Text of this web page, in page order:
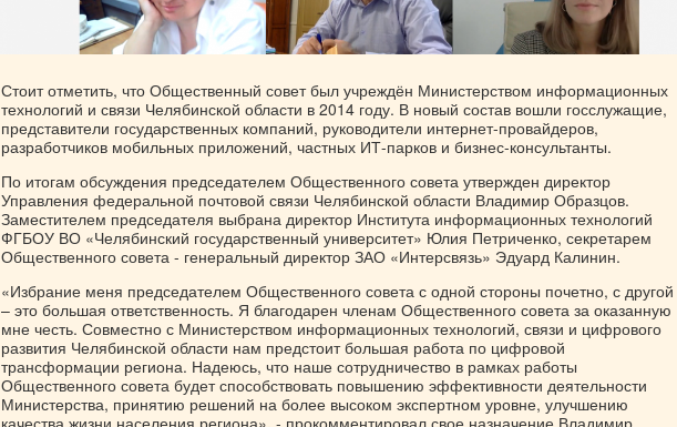
Стоит отметить, что Общественный совет был учреждён Министерством информационных
технологий и связи Челябинской области в 2014 году. В новый состав вошли госслужащие,
представители государственных компаний, руководители интернет-провайдеров,
разработчиков мобильных приложений, частных ИТ-парков и бизнес-консультанты.
По итогам обсуждения председателем Общественного совета утвержден директор
Управления федеральной почтовой связи Челябинской области Владимир Образцов.
Заместителем председателя выбрана директор Института информационных технологий
ФГБОУ ВО «Челябинский государственный университет» Юлия Петриченко, секретарем
Общественного совета - генеральный директор ЗАО «Интерсвязь» Эдуард Калинин.
«Избрание меня председателем Общественного совета с одной стороны почетно, с другой
– это большая ответственность. Я благодарен членам Общественного совета за оказанную
мне честь. Совместно с Министерством информационных технологий, связи и цифрового
развития Челябинской области нам предстоит большая работа по цифровой
трансформации региона. Надеюсь, что наше сотрудничество в рамках работы
Общественного совета будет способствовать повышению эффективности деятельности
Министерства, принятию решений на более высоком экспертном уровне, улучшению
качества жизни населения региона», - прокомментировал свое назначение Владимир